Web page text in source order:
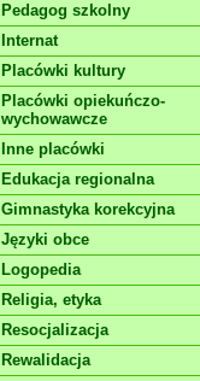
Pedagog szkolny
Internat
Placówki kultury
Placówki opiekuńczo-
wychowawcze
Inne placówki
Edukacja regionalna
Gimnastyka korekcyjna
Języki obce
Logopedia
Religia, etyka
Resocjalizacja
Rewalidacja